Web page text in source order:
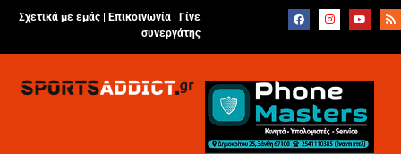
Σχετικά με εμάς | Επικοινωνία
Γίνε
συνεργάτης